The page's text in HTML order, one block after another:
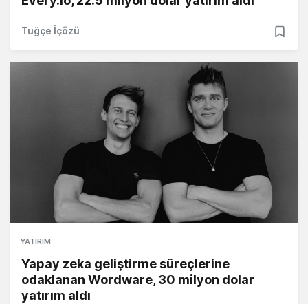
Tuğçe İçözü
YATIRIM
Yapay zeka geliştirme süreçlerine
odaklanan Wordware, 30 milyon dolar
yatırım aldı